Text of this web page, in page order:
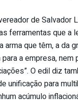
de Salvador
ferramentas que a
arma que têm, a da
a empresa,
O edil diz
unificação para
acúmulo